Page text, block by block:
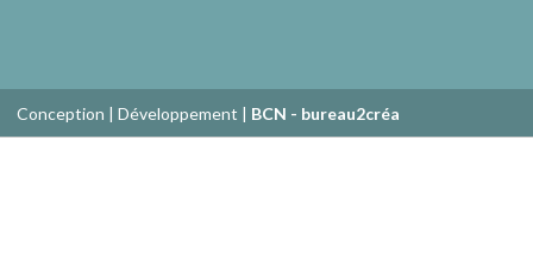
Conception | Développement | BCN - bureau2créa